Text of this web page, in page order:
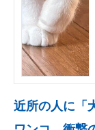
近所の人に「